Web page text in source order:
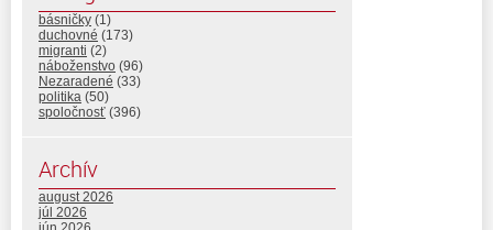
básničky (1)
duchovné (173)
migranti (2)
náboženstvo (96)
Nezaradené (33)
politika (50)
spoločnosť (396)
Archív
august 2026
júl 2026